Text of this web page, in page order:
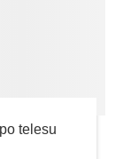
telesu